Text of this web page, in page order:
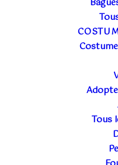
Tous
HISTOIRES DES
A L’ABORDAGE,